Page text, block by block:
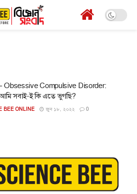
Obsessive Compulsive Disorder:
সবাই-ই কি এতে ভুগছি?
BEE ONLINE জুন ১৮, ২০২২ 0